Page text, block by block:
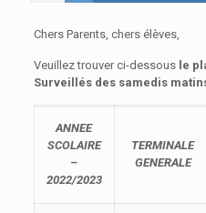
Chers Parents, chers élèves,
Veuillez trouver ci-dessous le
Surveillés des samedis
ANNEE
SCOLAIRE
–
2022/2023
TERMINALE
GENERALE